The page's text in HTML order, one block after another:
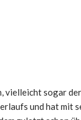
sogar
und hat mit